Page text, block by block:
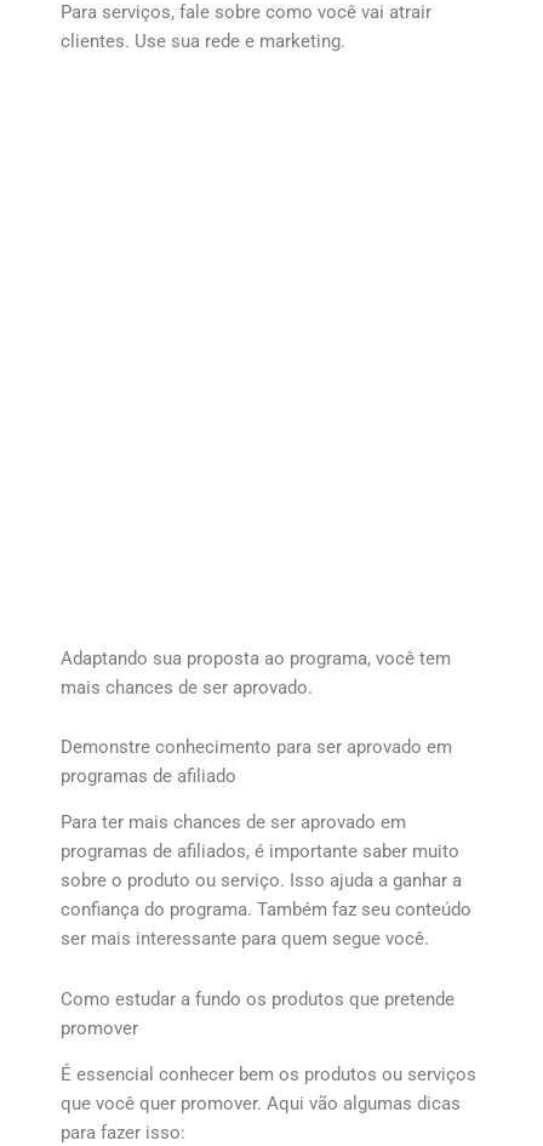
Para serviços, fale sobre como você vai atrair
clientes. Use sua rede e marketing.
Adaptando sua proposta ao programa, você tem
mais chances de ser aprovado.
Demonstre conhecimento para ser aprovado em
programas de afiliado
Para ter mais chances de ser aprovado em
programas de afiliados, é importante saber muito
sobre o produto ou serviço. Isso ajuda a ganhar a
confiança do programa. Também faz seu conteúdo
ser mais interessante para quem segue você.
Como estudar a fundo os produtos que pretende
promover
É essencial conhecer bem os produtos ou serviços
que você quer promover. Aqui vão algumas dicas
para fazer isso: